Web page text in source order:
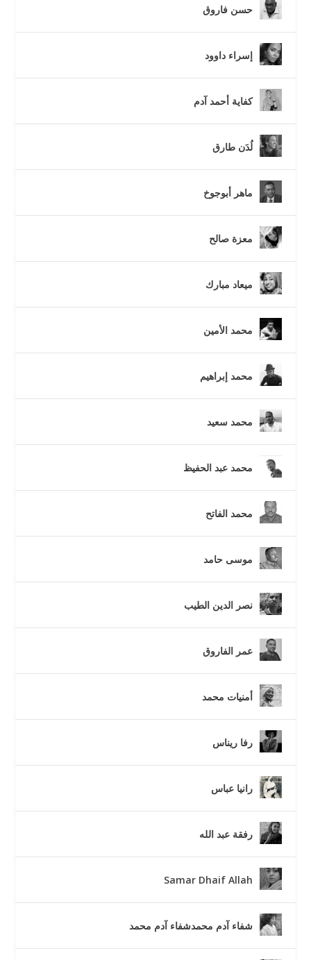
حسن فاروق
إسراء داوود
كفاية أحمد آدم
لُدَن طارق
ماهر أبوجوخ
معزة صالح
ميعاد مبارك
محمد الأمين
محمد إبراهيم
محمد سعيد
محمد عبد الحفيظ
محمد الفاتح
موسى حامد
نصر الدين الطيب
عمر الفاروق
أمنيات محمد
رفا ريناس
رانيا عباس
رفقة عبد الله
Samar Dhaif Allah
شفاء آدم محمدشفاء آدم محمد